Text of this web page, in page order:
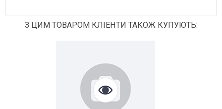
З ЦИМ ТОВАРОМ КЛІЕНТИ ТАКОЖ КУПУЮТЬ: